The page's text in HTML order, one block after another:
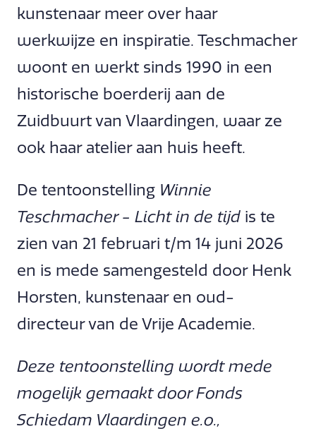
kunstenaar meer over haar
werkwijze en inspiratie. Teschmacher
woont en werkt sinds 1990 in een
historische boerderij aan de
Zuidbuurt van Vlaardingen, waar ze
ook haar atelier aan huis heeft.
De tentoonstelling Winnie
Teschmacher - Licht in de tijd is te
zien van 21 februari t/m 14 juni 2026
en is mede samengesteld door Henk
Horsten, kunstenaar en oud-
directeur van de Vrije Academie.
Deze tentoonstelling wordt mede
mogelijk gemaakt door Fonds
Schiedam Vlaardingen e.o.,